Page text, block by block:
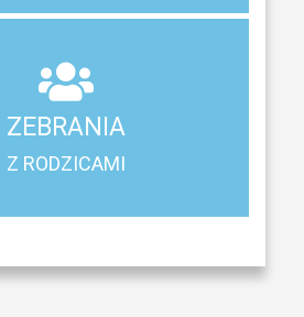
ZEBRANIA
Z RODZICAMI
ZEBRANIA
Z RODZICAMI
spotkań i konsultacji z rodzicami